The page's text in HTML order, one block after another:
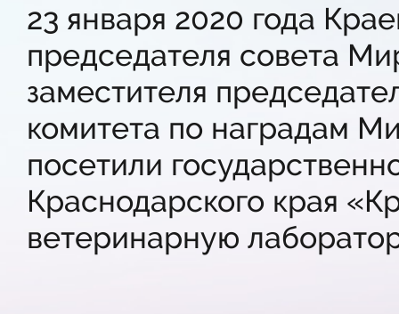
23 января 2020 года
председателя совета
заместителя
комитета по наградам
посетили
Краснодарского края
ветеринарную